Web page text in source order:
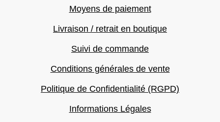
Moyens de paiement
Livraison / retrait en boutique
Suivi de commande
Conditions générales de vente
Politique de Confidentialité (RGPD)
Informations Légales